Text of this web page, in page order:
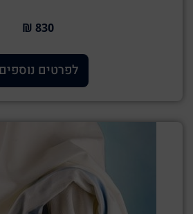
830 ₪
לפרטים נוספים